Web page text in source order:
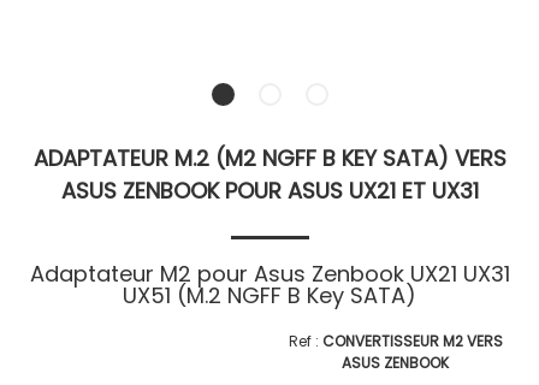
ADAPTATEUR M.2 (M2 NGFF B KEY SATA) VERS
ASUS ZENBOOK POUR ASUS UX21 ET UX31
Adaptateur M2 pour Asus Zenbook UX21 UX31
UX51 (M.2 NGFF B Key SATA)
CONVERTISSEUR M2 VERS
ASUS ZENBOOK